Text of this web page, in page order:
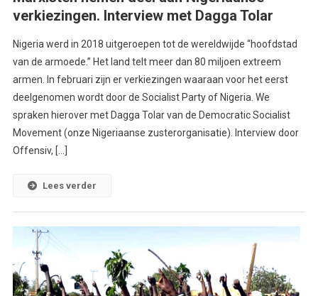
verkiezingen. Interview met Dagga Tolar
Nigeria werd in 2018 uitgeroepen tot de wereldwijde “hoofdstad
van de armoede.” Het land telt meer dan 80 miljoen extreem
armen. In februari zijn er verkiezingen waaraan voor het eerst
deelgenomen wordt door de Socialist Party of Nigeria. We
spraken hierover met Dagga Tolar van de Democratic Socialist
Movement (onze Nigeriaanse zusterorganisatie). Interview door
Offensiv, […]
Lees verder